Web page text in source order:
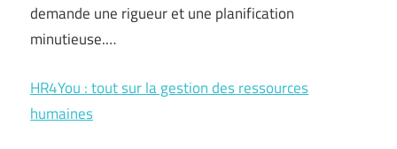
demande une rigueur et une planification
minutieuse.…
HR4You : tout sur la gestion des ressources
humaines